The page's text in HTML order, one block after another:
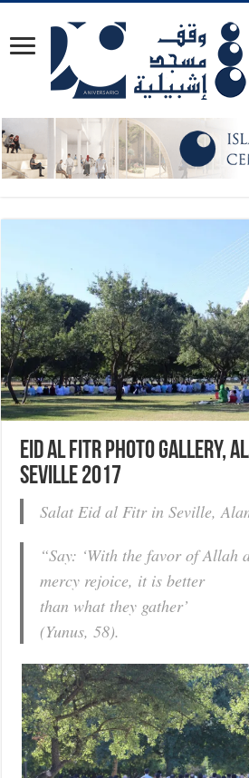
Eid al Fitr photo gallery,
Seville 2017
Salat Eid al Fitr in Seville,
“Say: ‘With the favor of Allah
mercy rejoice, it is better
than what they gather’
(Yunus, 58).